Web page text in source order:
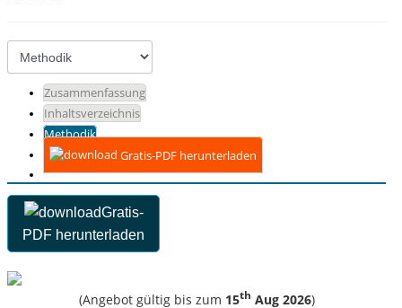
Zusammenfassung
Inhaltsverzeichnis
Methodik
Gratis-PDF herunterladen
Gratis-
PDF herunterladen
(Angebot gültig bis zum 15th Aug 2026)